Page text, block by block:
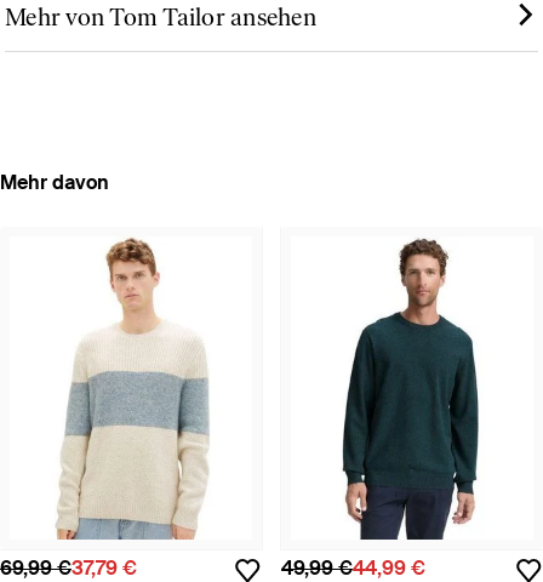
Mehr von Tom Tailor ansehen
Mehr davon
69,99 €37,79 € 49,99 €44,99 €